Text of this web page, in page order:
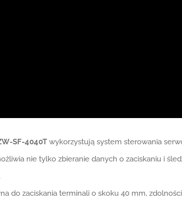
SF-4040Twykorzystują system sterowania
nie tylko zbieranie danych o zaciskaniu i
do zaciskania terminali o skoku 40 mm,